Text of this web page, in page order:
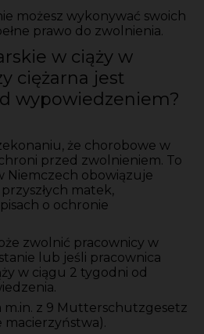
możesz wykonywać swoich
prawo do zwolnienia.
w ciąży w
ciężarna jest
wypowiedzeniem?
że chorobowe w
przed zwolnieniem. To
Niemczech obowiązuje
matek,
o ochronie
zwolnić pracownicy w
lub jeśli pracownica
w ciągu 2 tygodni od
m.in. z 9 Mutterschutzgesetz
macierzyństwa).